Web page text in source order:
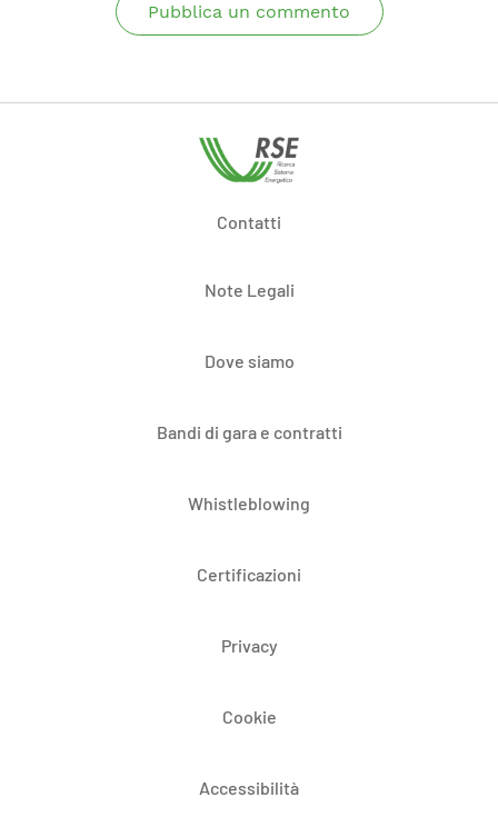
Pubblica un commento
Contatti
Note Legali
Dove siamo
Bandi di gara e contratti
Whistleblowing
Certificazioni
Privacy
Cookie
Accessibilità